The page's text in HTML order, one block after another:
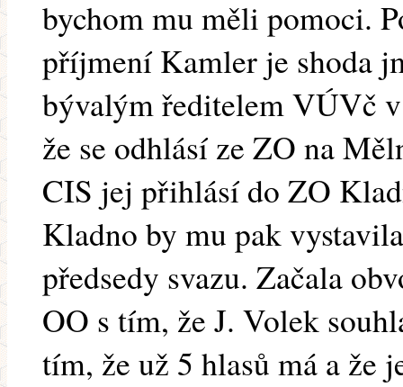
bychom mu měli pomoci.
příjmení Kamler je shoda
bývalým ředitelem VÚVč
že se odhlásí ze ZO na
CIS jej přihlásí do ZO
Kladno by mu pak
předsedy svazu. Začala
OO s tím, že J. Volek
tím, že už 5 hlasů má a že